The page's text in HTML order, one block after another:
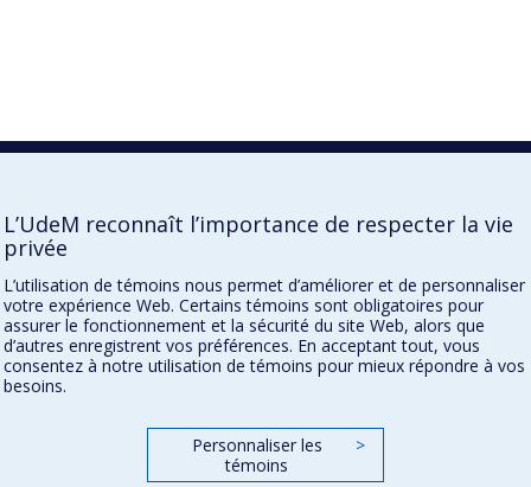
L’UdeM reconnaît l’importance de respecter la vie
privée
L’utilisation de témoins nous permet d’améliorer et de personnaliser
votre expérience Web. Certains témoins sont obligatoires pour
assurer le fonctionnement et la sécurité du site Web, alors que
d’autres enregistrent vos préférences. En acceptant tout, vous
consentez à notre utilisation de témoins pour mieux répondre à vos
besoins.
Personnaliser les
témoins
>